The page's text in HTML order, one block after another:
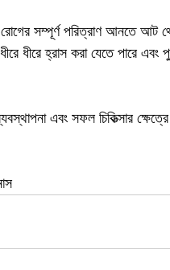
সম্পূর্ণ পরিত্রাণ আনতে আট
ধীরে হ্রাস করা যেতে পারে
এবং সফল চিকিত্সার